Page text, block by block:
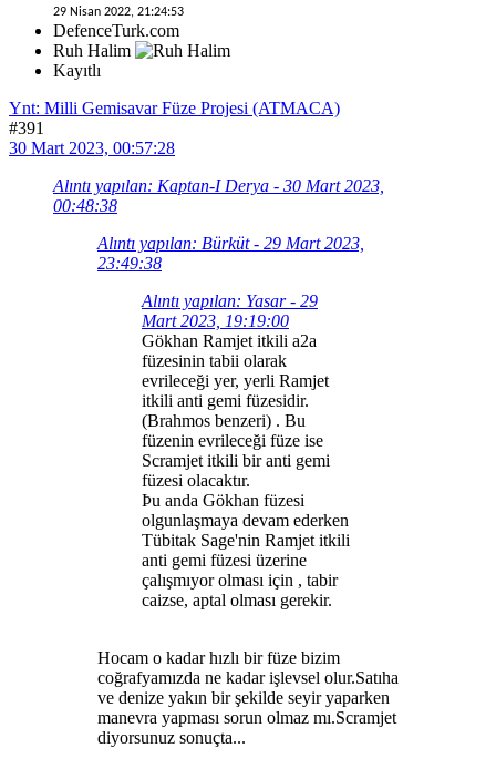
29 Nisan 2022, 21:24:53
DefenceTurk.com
Ruh Halim
Kayıtlı
Ynt: Milli Gemisavar Füze Projesi (ATMACA)
#391
30 Mart 2023, 00:57:28
Alıntı yapılan: Kaptan-I Derya - 30 Mart 2023,
00:48:38
Alıntı yapılan: Bürküt - 29 Mart 2023,
23:49:38
Alıntı yapılan: Yasar - 29
Mart 2023, 19:19:00
Gökhan Ramjet itkili a2a
füzesinin tabii olarak
evrileceği yer, yerli Ramjet
itkili anti gemi füzesidir.
(Brahmos benzeri) . Bu
füzenin evrileceği füze ise
Scramjet itkili bir anti gemi
füzesi olacaktır.
Þu anda Gökhan füzesi
olgunlaşmaya devam ederken
Tübitak Sage'nin Ramjet itkili
anti gemi füzesi üzerine
çalışmıyor olması için , tabir
caizse, aptal olması gerekir.
Hocam o kadar hızlı bir füze bizim
coğrafyamızda ne kadar işlevsel olur.Satıha
ve denize yakın bir şekilde seyir yaparken
manevra yapması sorun olmaz mı.Scramjet
diyorsunuz sonuçta...